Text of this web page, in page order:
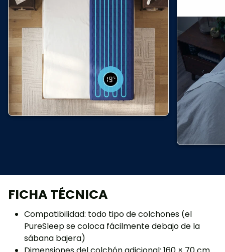
FICHA TÉCNICA
Compatibilidad: todo tipo de colchones (el
PureSleep se coloca fácilmente debajo de la
sábana bajera)